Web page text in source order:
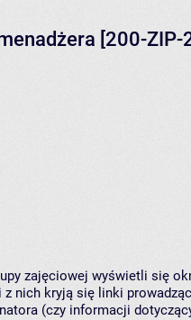
[200-ZIP-
zajęciowej wyświetli się
nich kryją się linki
(czy informacji